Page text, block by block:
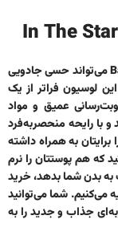
می‌تواند حسی جادویی
این لوسیون فراتر از یک
عمیق و مواد
با رایحه منحصربه‌فرد
به همراه داشته
که هم پوستتان را نرم
بدن شما بدهد،خرید
می‌کنیم. شما می‌توانید
جذاب و جدید را به